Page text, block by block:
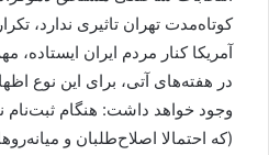
کوتاه‌مدت تهران تاثیری ندارد،
آمریکا کنار مردم ایران ایستاده،
در هفته‌های آتی، برای این نوع
وجود خواهد داشت: هنگام
(که احتمالا اصلاح‌طلبان و